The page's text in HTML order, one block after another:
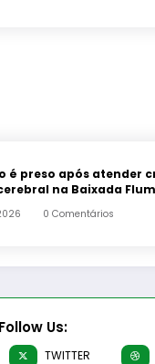
é preso após atender
na Baixada
0 Comentários
Follow Us:
TWITTER